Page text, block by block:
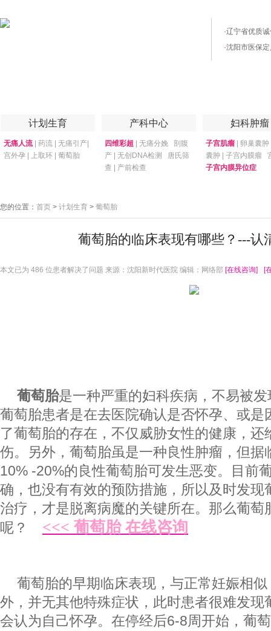
·辽宁省优质
·沈阳市医保
计划生育
无痛人流| 药流 无痛引产
宫外孕
上取环 葡萄胎
产科中心
四维彩超 无痛分娩
剖腹
产
无创DNA检测
唐氏筛
查
产前检查
妇科肿瘤
子宫肌瘤
卵巢囊肿
囊肿
子宫内膜瘤
子宫内膜异位症
您的位置： 首页 > 计划生育 > 葡萄胎
葡萄胎的临床表现有哪些？---认
本文已为 486 位患者解决了问题 来源：沈阳新时代医院 编辑：网络部 [在线咨询] [
葡萄胎是一种严重的妇科疾病，不易被
葡萄胎患者是在去医院确认是否怀孕、或是
了葡萄胎的存在，不仅威胁女性的健康，还
伤。另外，葡萄胎虽是一种良性肿瘤，但据
10% -20%的良性葡萄胎可发生恶变。目前
确，也没有有效的预防措施，所以及时发现
治疗，才是脱离病魔的关键所在。那么葡萄
呢？ <<< 葡萄胎 在线咨询
葡萄胎的早期临床表现，与正常妊娠相
外，并无其他特殊症状，此时患者很难发现
会认为自己怀孕。在停经后6-8周开始，葡